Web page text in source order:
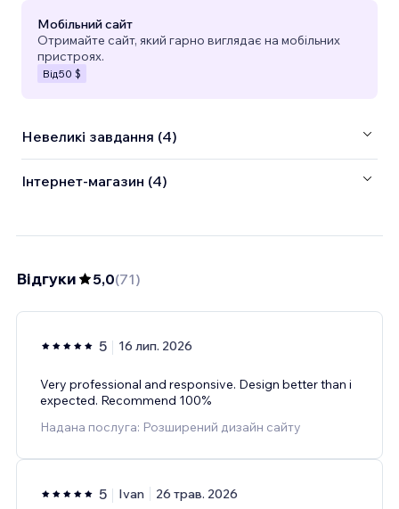
Мобільний сайт
Отримайте сайт, який гарно виглядає на мобільних
пристроях.
Від50 $
Невеликі завдання (4)
Інтернет-магазин (4)
Відгуки 5,0(71)
5 16 лип. 2026
Very professional and responsive. Design better than i
expected. Recommend 100%
Надана послуга: Розширений дизайн сайту
5 Ivan 26 трав. 2026